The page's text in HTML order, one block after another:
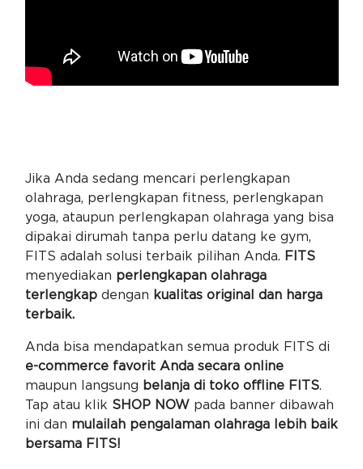
Jika Anda sedang mencari perlengkapan
olahraga, perlengkapan fitness, perlengkapan
yoga, ataupun perlengkapan olahraga yang bisa
dipakai dirumah tanpa perlu datang ke gym,
FITS adalah solusi terbaik pilihan Anda. FITS
menyediakan perlengkapan olahraga
terlengkapdengan kualitas original dan harga
terbaik.
Anda bisa mendapatkan semua produk FITS di
e-commerce favorit Anda secara online
maupun langsung belanja di toko offline FITS.
Tap atau klik SHOP NOW pada banner dibawah
ini dan mulailah pengalaman olahraga lebih baik
bersama FITS!